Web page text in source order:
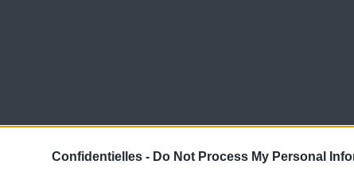
Confidentielles - Do Not Process My Personal
Lancer le diaporama